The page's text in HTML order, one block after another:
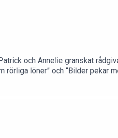
och Annelie granskat
rörliga löner” och “Bilder pekar
sina rådgivareRosén &
som stöttar med
rimmar dåligt med